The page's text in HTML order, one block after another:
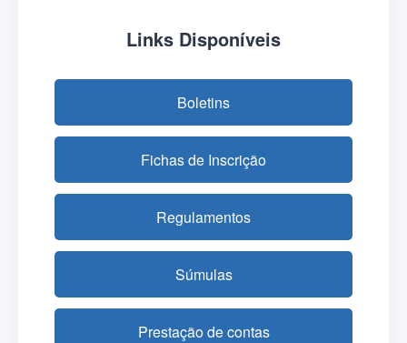
Links Disponíveis
Boletins
Fichas de Inscrição
Regulamentos
Súmulas
Prestação de contas